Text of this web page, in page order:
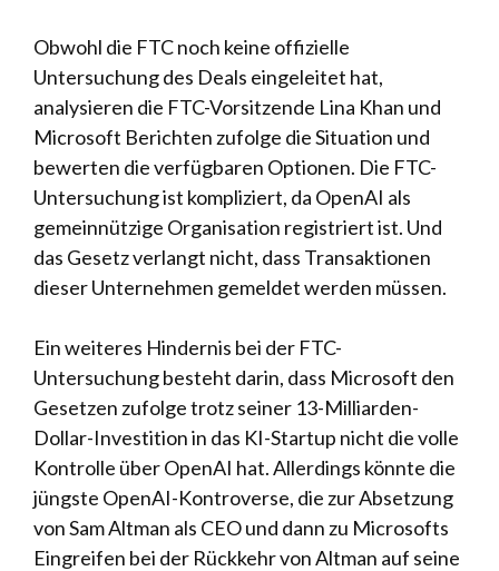
Obwohl die FTC noch keine offizielle
Untersuchung des Deals eingeleitet hat,
analysieren die FTC-Vorsitzende Lina Khan und
Microsoft Berichten zufolge die Situation und
bewerten die verfügbaren Optionen. Die FTC-
Untersuchung ist kompliziert, da OpenAI als
gemeinnützige Organisation registriert ist. Und
das Gesetz verlangt nicht, dass Transaktionen
dieser Unternehmen gemeldet werden müssen.
Ein weiteres Hindernis bei der FTC-
Untersuchung besteht darin, dass Microsoft den
Gesetzen zufolge trotz seiner 13-Milliarden-
Dollar-Investition in das KI-Startup nicht die volle
Kontrolle über OpenAI hat. Allerdings könnte die
jüngste OpenAI-Kontroverse, die zur Absetzung
von Sam Altman als CEO und dann zu Microsofts
Eingreifen bei der Rückkehr von Altman auf seine